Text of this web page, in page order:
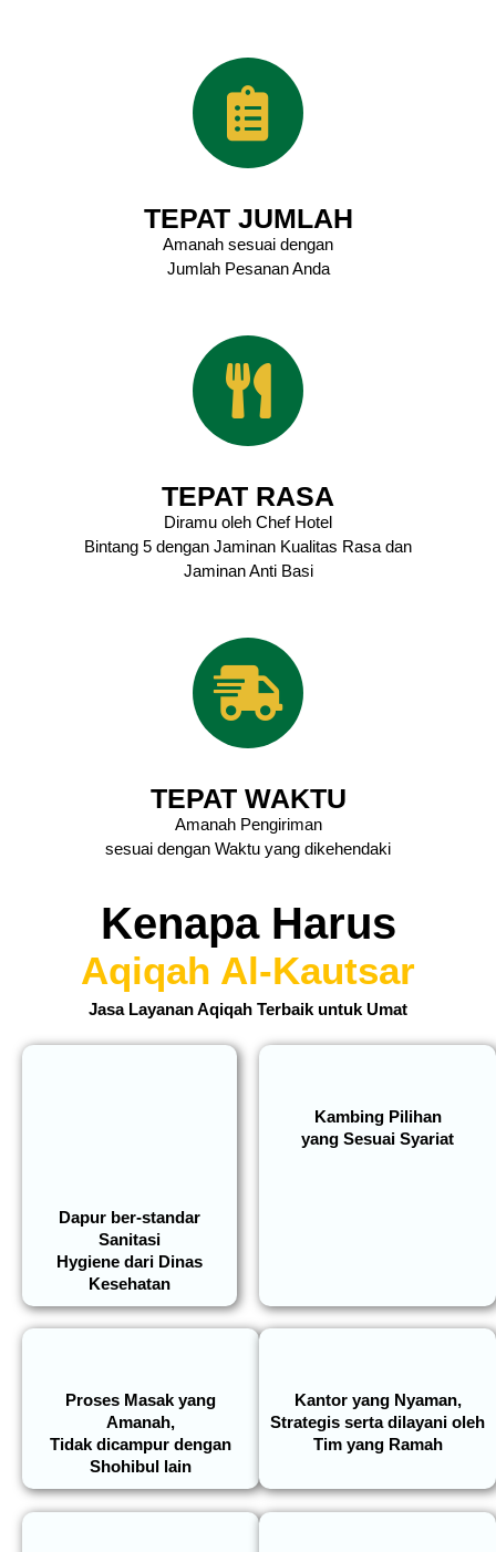
TEPAT JUMLAH
Amanah sesuai dengan
Jumlah Pesanan Anda
TEPAT RASA
Diramu oleh Chef Hotel
Bintang 5 dengan Jaminan Kualitas Rasa dan
Jaminan Anti Basi
TEPAT WAKTU
Amanah Pengiriman
sesuai dengan Waktu yang dikehendaki
Kenapa Harus
Aqiqah Al-Kautsar
Jasa Layanan Aqiqah Terbaik untuk Umat
Dapur ber-standar
Sanitasi
Hygiene dari Dinas
Kesehatan
Kambing Pilihan
yang Sesuai Syariat
Proses Masak yang
Amanah,
Tidak dicampur dengan
Shohibul lain
Kantor yang Nyaman,
Strategis serta dilayani oleh
Tim yang Ramah